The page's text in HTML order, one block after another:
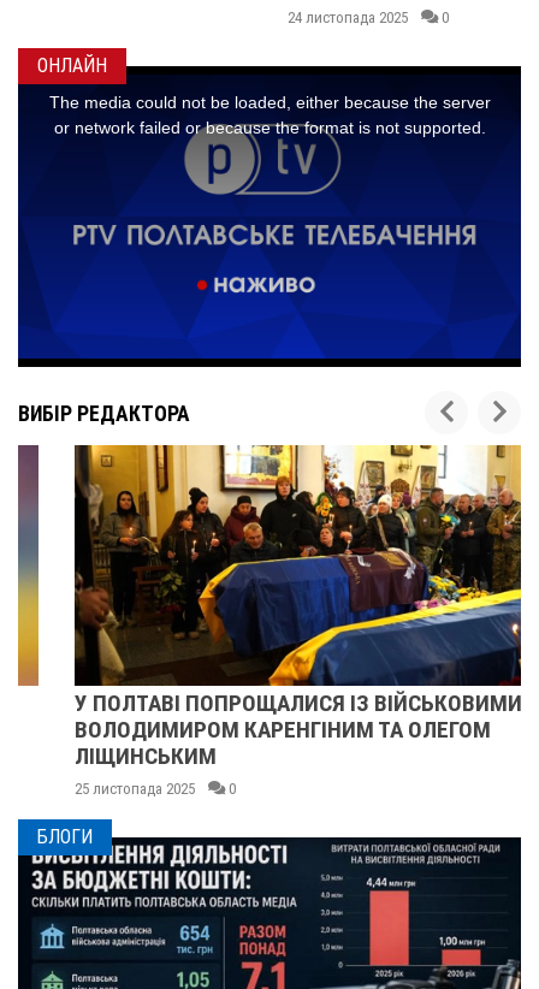
24 листопада 2025 0
ОНЛАЙН
ВИБІР РЕДАКТОРА
У ПОЛТАВІ ПОПРОЩАЛИСЯ ІЗ ВІЙСЬКОВИМИ
ВОЛОДИМИРОМ КАРЕНГІНИМ ТА ОЛЕГОМ
ЛІЩИНСЬКИМ
25 листопада 2025 0
БЛОГИ